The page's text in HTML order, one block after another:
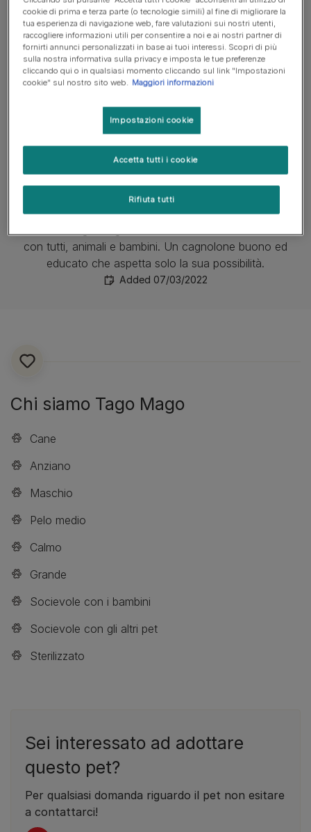
Tago Mago
Maschio anziano
con tutti, animali e bambini. Un cagnolone buono ed
educato che aspetta solo la sua possibilità.
Added 07/03/2022
1of1
Chi siamo Tago Mago
Cane
Anziano
Maschio
Pelo medio
Calmo
Grande
Socievole con i bambini
Socievole con gli altri pet
Sterilizzato
Sei interessato ad adottare
questo pet?
Per qualsiasi domanda riguardo il pet non esitare
a contattarci!
cookie di prima e terza parte (o tecnologie simili) al fine di migliorare la
tua esperienza di navigazione web, fare valutazioni sui nostri utenti,
raccogliere informazioni utili per consentire a noi e ai nostri partner di
fornirti annunci personalizzati in base ai tuoi interessi. Scopri di più
sulla nostra informativa sulla privacy e imposta le tue preferenze
cliccando qui o in qualsiasi momento cliccando sul link "Impostazioni
cookie" sul nostro sito web. Maggiori informazioni
Impostazioni cookie
Rifiuta tutti
Accetta tutti i cookie